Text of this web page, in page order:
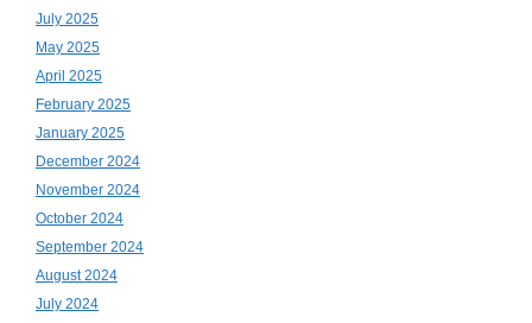
July 2025
May 2025
April 2025
February 2025
January 2025
December 2024
November 2024
October 2024
September 2024
August 2024
July 2024